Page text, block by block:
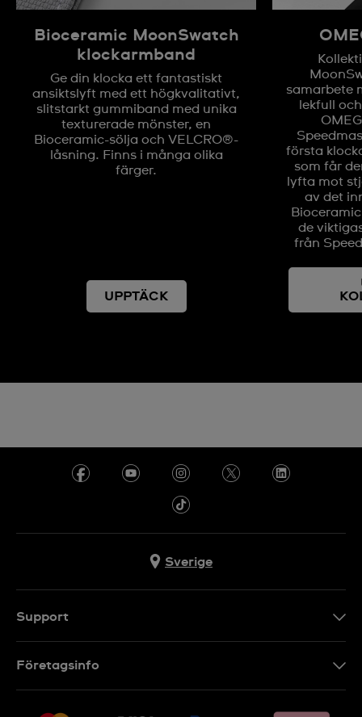
Bioceramic MoonSwatch
klockarmband
Ge din klocka ett fantastiskt
ansiktslyft med ett högkvalitativt,
slitstarkt gummiband med unika
texturerade mönster, en
Bioceramic-sölja och VELCRO®-
låsning. Finns i många olika
färger.
UPPTÄCK
samarbete
lekfull
första
som får
lyfta mot
av det
de
från
Sverige
Support
Företagsinfo